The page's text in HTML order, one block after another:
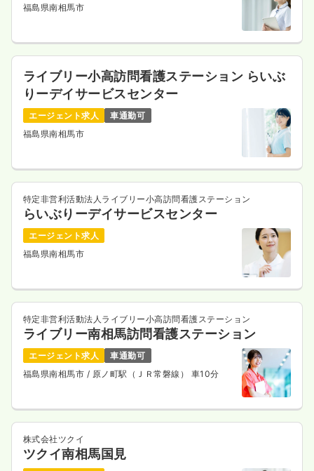
福島県南相馬市
ライブリー小高訪問看護ステーション らいぶ
りーデイサービスセンター
エージェント求人
車通勤可
福島県南相馬市
特定非営利活動法人ライブリー小高訪問看護ステーション
らいぶりーデイサービスセンター
エージェント求人
福島県南相馬市
特定非営利活動法人ライブリー小高訪問看護ステーション
ライブリー南相馬訪問看護ステーション
エージェント求人
車通勤可
福島県南相馬市 / 原ノ町駅（ＪＲ常磐線） 車10分
株式会社ツクイ
ツクイ南相馬国見